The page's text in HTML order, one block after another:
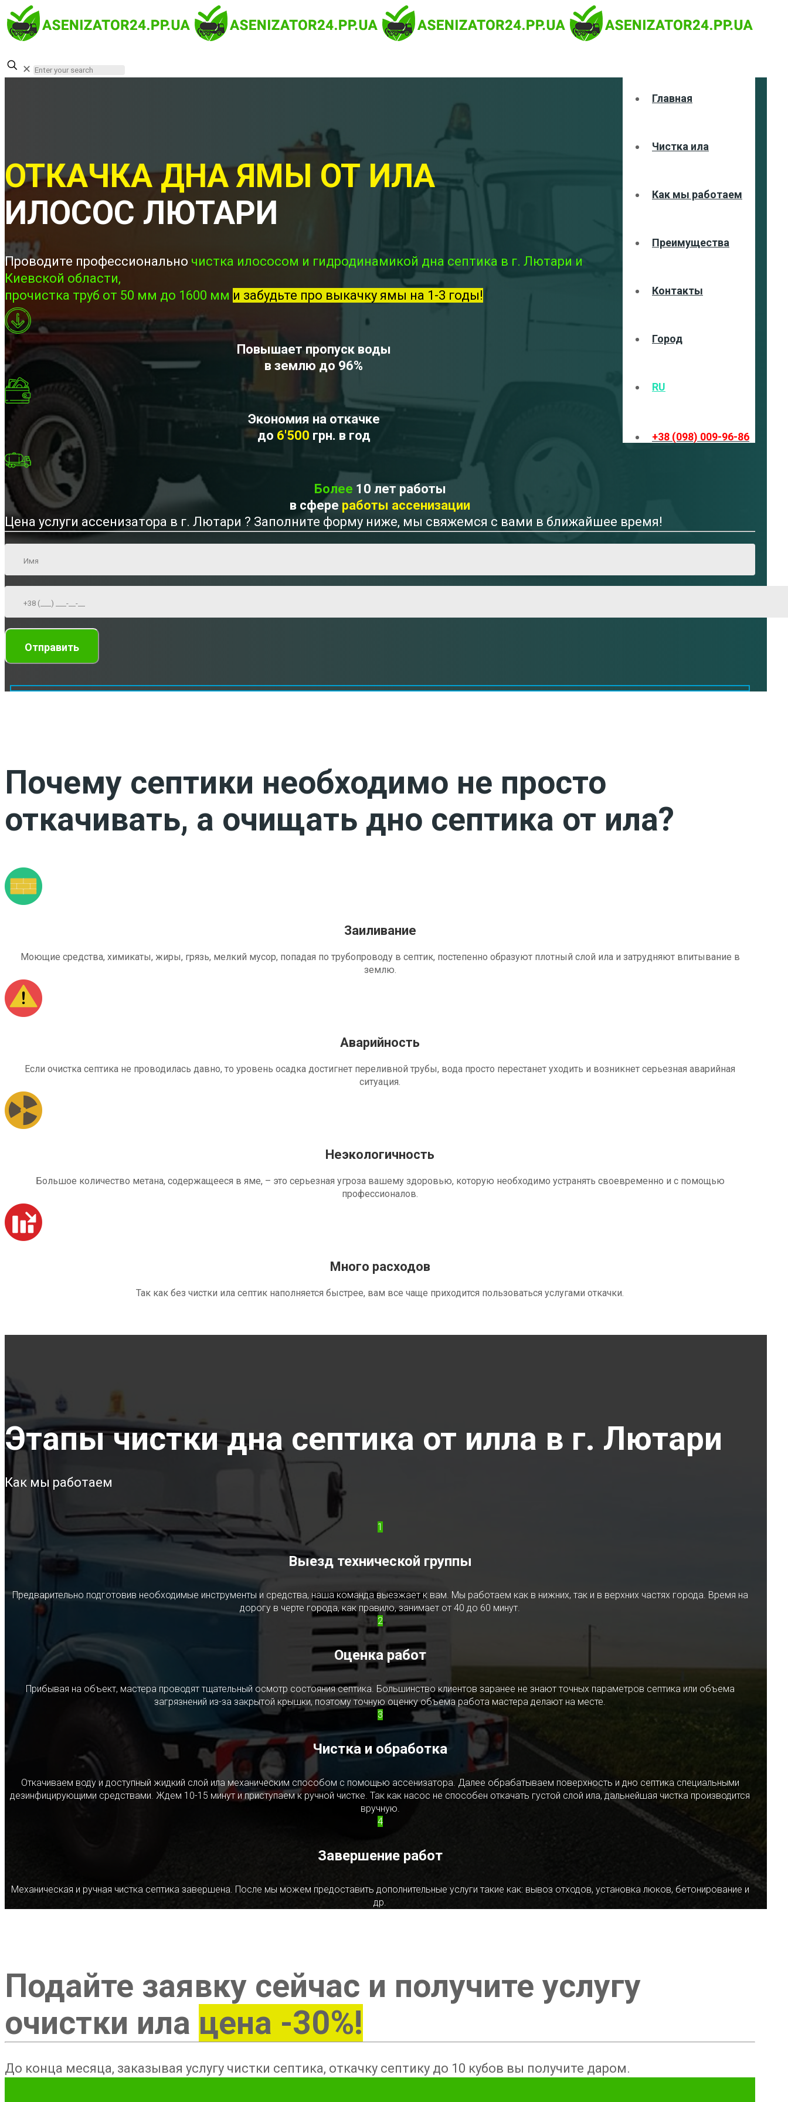
Главная
Чистка ила
Как мы работаем
Преимущества
Контакты
Город
RU
+38 (098) 009-96-86
✕
ОТКАЧКА ДНА ЯМЫ ОТ ИЛА
ИЛОСОС ЛЮТАРИ
Проводите профессионально чистка илососом и гидродинамикой дна септика в г. Лютари и
Киевской области,
прочистка труб от 50 мм до 1600 мм и забудьте про выкачку ямы на 1-3 годы!
Повышает пропуск воды
в землю до 96%
Экономия на откачке
до 6'500 грн. в год
Более 10 лет работы
в сфере работы ассенизации
Цена услуги ассенизатора в г. Лютари ? Заполните форму ниже, мы свяжемся с вами в ближайшее время!
Почему септики необходимо не просто
откачивать, а очищать дно септика от ила?
Заиливание
Моющие средства, химикаты, жиры, грязь, мелкий мусор, попадая по трубопроводу в септик, постепенно образуют плотный слой ила и затрудняют впитывание в
землю.
Аварийность
Если очистка септика не проводилась давно, то уровень осадка достигнет переливной трубы, вода просто перестанет уходить и возникнет серьезная аварийная
ситуация.
Неэкологичность
Большое количество метана, содержащееся в яме, – это серьезная угроза вашему здоровью, которую необходимо устранять своевременно и с помощью
профессионалов.
Много расходов
Так как без чистки ила септик наполняется быстрее, вам все чаще приходится пользоваться услугами откачки.
Этапы чистки дна септика от илла в г. Лютари
Как мы работаем
1
Выезд технической группы
Предварительно подготовив необходимые инструменты и средства, наша команда выезжает к вам. Мы работаем как в нижних, так и в верхних частях города. Время на
дорогу в черте города, как правило, занимает от 40 до 60 минут.
2
Оценка работ
Прибывая на объект, мастера проводят тщательный осмотр состояния септика. Большинство клиентов заранее не знают точных параметров септика или объема
загрязнений из-за закрытой крышки, поэтому точную оценку объема работа мастера делают на месте.
3
Чистка и обработка
Откачиваем воду и доступный жидкий слой ила механическим способом с помощью ассенизатора. Далее обрабатываем поверхность и дно септика специальными
дезинфицирующими средствами. Ждем 10-15 минут и приступаем к ручной чистке. Так как насос не способен откачать густой слой ила, дальнейшая чистка производится
вручную.
4
Завершение работ
Механическая и ручная чистка септика завершена. После мы можем предоставить дополнительные услуги такие как: вывоз отходов, установка люков, бетонирование и
др.
Подайте заявку сейчас и получите услугу
очистки ила цена -30%!
До конца месяца, заказывая услугу чистки септика, откачку септику до 10 кубов вы получите даром.